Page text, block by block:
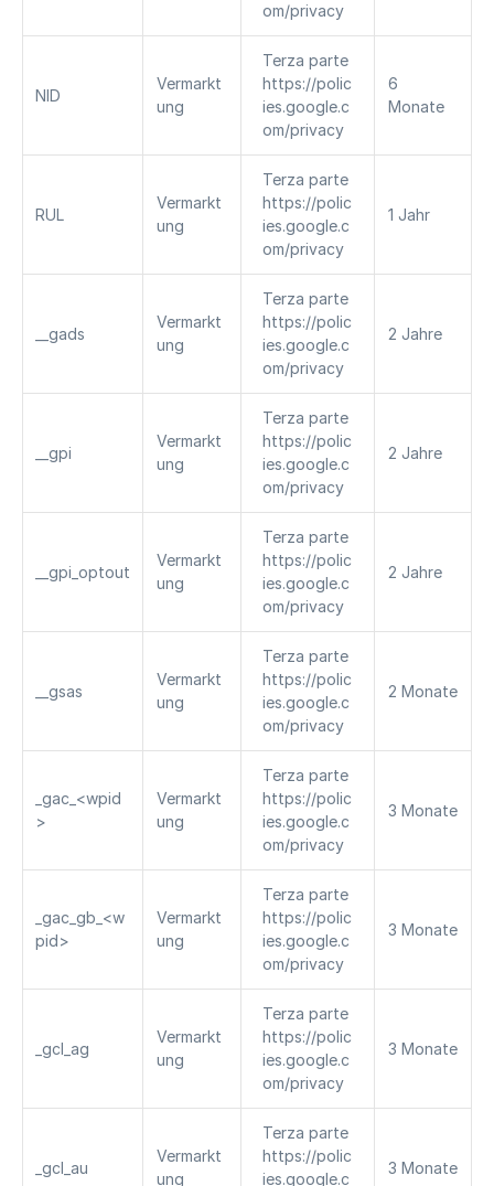
om/privacy
NID
Vermarkt
ung
Terza parte
https://polic
ies.google.c
om/privacy
6
Monate
RUL
Vermarkt
ung
Terza parte
https://polic
ies.google.c
om/privacy
1 Jahr
__gads
Vermarkt
ung
Terza parte
https://polic
ies.google.c
om/privacy
2 Jahre
__gpi
Vermarkt
ung
Terza parte
https://polic
ies.google.c
om/privacy
2 Jahre
__gpi_optout
Vermarkt
ung
Terza parte
https://polic
ies.google.c
om/privacy
2 Jahre
__gsas
Vermarkt
ung
Terza parte
https://polic
ies.google.c
om/privacy
2 Monate
_gac_<wpid
>
Vermarkt
ung
Terza parte
https://polic
ies.google.c
om/privacy
3 Monate
_gac_gb_<w
pid>
Vermarkt
ung
Terza parte
https://polic
ies.google.c
om/privacy
3 Monate
_gcl_ag
Vermarkt
ung
Terza parte
https://polic
ies.google.c
om/privacy
3 Monate
_gcl_au
Vermarkt
ung
Terza parte
https://polic
ies.google.c
3 Monate